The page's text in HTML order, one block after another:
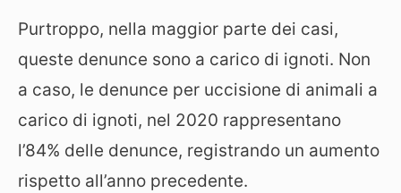
Purtroppo, nella maggior parte dei casi,
queste denunce sono a carico di ignoti. Non
a caso, le denunce per uccisione di animali a
carico di ignoti, nel 2020 rappresentano
l’84% delle denunce, registrando un aumento
rispetto all’anno precedente.